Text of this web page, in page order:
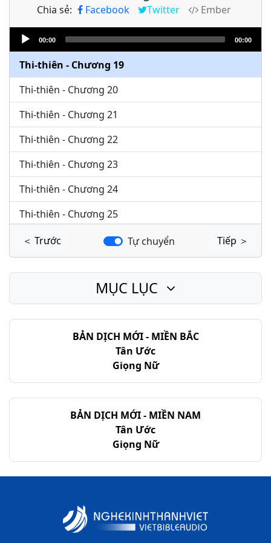
Chia sẻ: Facebook Twitter
Ember
Audio
Player
00:00 00:00
Thi-thiên - Chương 17
Thi-thiên - Chương 18
Thi-thiên - Chương 19
Thi-thiên - Chương 20
Thi-thiên - Chương 21
Thi-thiên - Chương 22
Thi-thiên - Chương 23
Thi-thiên - Chương 24
Thi-thiên - Chương 25
Thi-thiên - Chương 26
Thi-thiên - Chương 28
Thi-thiên - Chương 30
Thi-thiên - Chương 31
Thi-thiên - Chương 33
Thi-thiên - Chương 34
Thi-thiên - Chương 35
Thi-thiên - Chương 37
Thi-thiên - Chương 38
＜ Trước Tự chuyển Tiếp ＞
BẢN DỊCH MỚI - MIỀN BẮC
Tân Ước
Giọng Nữ
BẢN DỊCH MỚI - MIỀN NAM
Tân Ước
Giọng Nữ
MỤC LỤC